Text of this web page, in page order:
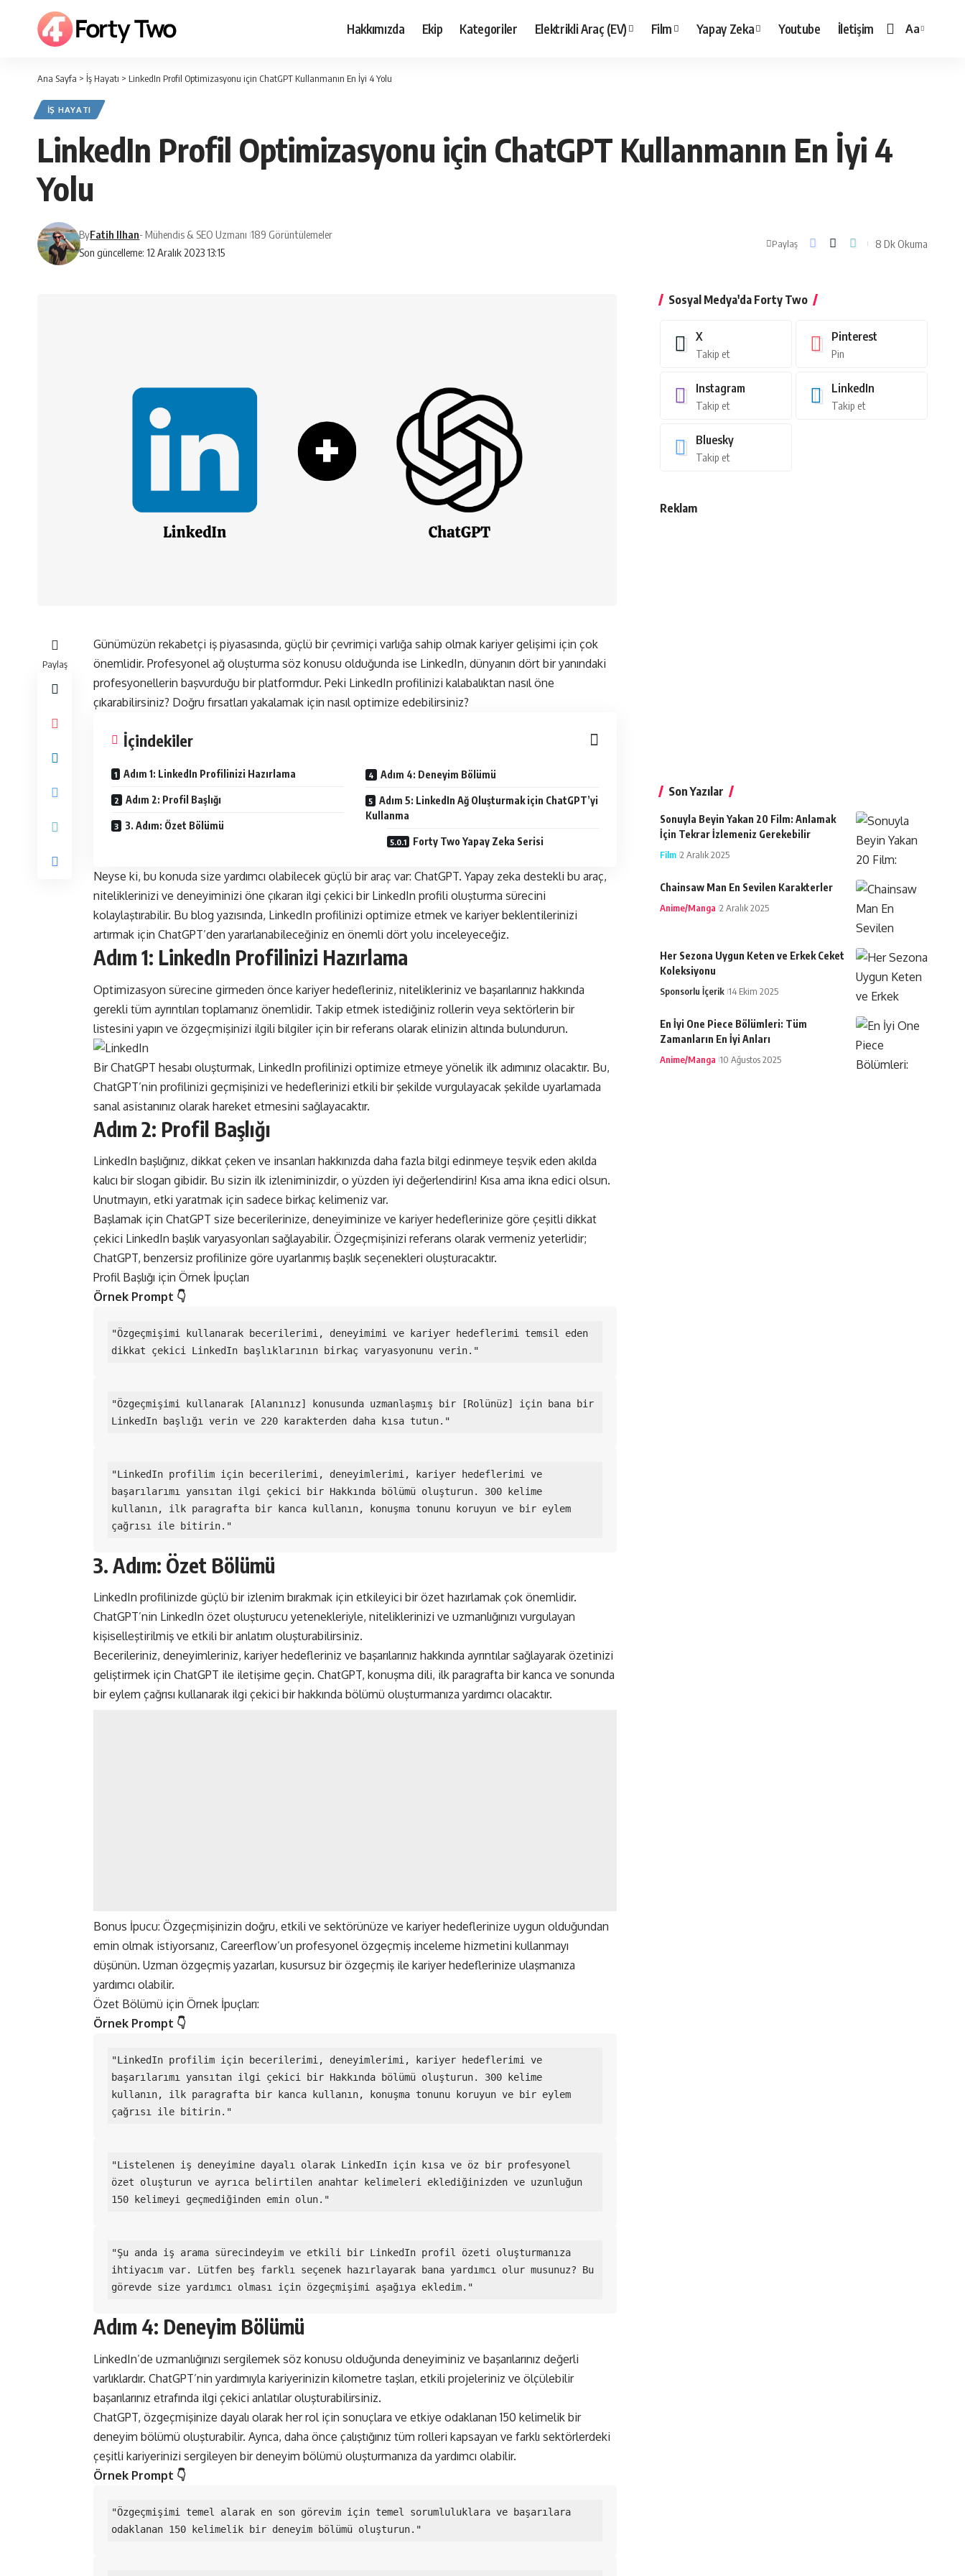
Hakkımızda Ekip Kategoriler Elektrikli Araç (EV) Film Yapay Zeka Youtube İletişim
Yazı
Aa
Ana Sayfa > İş Hayatı > LinkedIn Profil Optimizasyonu için ChatGPT Kullanmanın En İyi 4 Yolu
İŞ HAYATI
LinkedIn Profil Optimizasyonu için ChatGPT Kullanmanın En İyi 4
Yolu
Son güncelleme: 12 Aralık 2023 13:15
ByFatih Ilhan- Mühendis & SEO Uzmanı 189 Görüntülemeler
Paylaş 8 Dk Okuma
Paylaş
Günümüzün rekabetçi iş piyasasında, güçlü bir çevrimiçi varlığa sahip olmak kariyer gelişimi için çok
önemlidir. Profesyonel ağ oluşturma söz konusu olduğunda ise LinkedIn, dünyanın dört bir yanındaki
profesyonellerin başvurduğu bir platformdur. Peki LinkedIn profilinizi kalabalıktan nasıl öne
çıkarabilirsiniz? Doğru fırsatları yakalamak için nasıl optimize edebilirsiniz?
İçindekiler
Adım 1: LinkedIn Profilinizi Hazırlama
Adım 2: Profil Başlığı
3. Adım: Özet Bölümü
Adım 4: Deneyim Bölümü
Adım 5: LinkedIn Ağ Oluşturmak için ChatGPT’yi
Kullanma
Forty Two Yapay Zeka Serisi
Neyse ki, bu konuda size yardımcı olabilecek güçlü bir araç var: ChatGPT. Yapay zeka destekli bu araç,
niteliklerinizi ve deneyiminizi öne çıkaran ilgi çekici bir LinkedIn profili oluşturma sürecini
kolaylaştırabilir. Bu blog yazısında, LinkedIn profilinizi optimize etmek ve kariyer beklentilerinizi
artırmak için ChatGPT’den yararlanabileceğiniz en önemli dört yolu inceleyeceğiz.
Adım 1: LinkedIn Profilinizi Hazırlama
Optimizasyon sürecine girmeden önce kariyer hedefleriniz, nitelikleriniz ve başarılarınız hakkında
gerekli tüm ayrıntıları toplamanız önemlidir. Takip etmek istediğiniz rollerin veya sektörlerin bir
listesini yapın ve özgeçmişinizi ilgili bilgiler için bir referans olarak elinizin altında bulundurun.
BirChatGPT hesabı oluşturmak, LinkedIn profilinizi optimize etmeye yönelik ilk adımınız olacaktır. Bu,
ChatGPT’nin profilinizi geçmişinizi ve hedeflerinizi etkili bir şekilde vurgulayacak şekilde uyarlamada
sanal asistanınız olarak hareket etmesini sağlayacaktır.
Adım 2: Profil Başlığı
LinkedIn başlığınız, dikkat çeken ve insanları hakkınızda daha fazla bilgi edinmeye teşvik eden akılda
kalıcı bir slogan gibidir. Bu sizin ilk izleniminizdir, o yüzden iyi değerlendirin! Kısa ama ikna edici olsun.
Unutmayın, etki yaratmak için sadece birkaç kelimeniz var.
Başlamak için ChatGPT size becerilerinize, deneyiminize ve kariyer hedeflerinize göre çeşitli dikkat
çekici LinkedIn başlık varyasyonları sağlayabilir. Özgeçmişinizi referans olarak vermeniz yeterlidir;
ChatGPT, benzersiz profilinize göre uyarlanmış başlık seçenekleri oluşturacaktır.
Profil Başlığı için Örnek İpuçları
Örnek Prompt 👇
"Özgeçmişimi kullanarak becerilerimi, deneyimimi ve kariyer hedeflerimi temsil eden
dikkat çekici LinkedIn başlıklarının birkaç varyasyonunu verin."
"Özgeçmişimi kullanarak [Alanınız] konusunda uzmanlaşmış bir [Rolünüz] için bana bir
LinkedIn başlığı verin ve 220 karakterden daha kısa tutun."
"LinkedIn profilim için becerilerimi, deneyimlerimi, kariyer hedeflerimi ve
başarılarımı yansıtan ilgi çekici bir Hakkında bölümü oluşturun. 300 kelime
kullanın, ilk paragrafta bir kanca kullanın, konuşma tonunu koruyun ve bir eylem
3. Adım: Özet Bölümü
LinkedIn profilinizde güçlü bir izlenim bırakmak için etkileyici bir özet hazırlamak çok önemlidir.
ChatGPT’nin LinkedIn özet oluşturucu yetenekleriyle, niteliklerinizi ve uzmanlığınızı vurgulayan
kişiselleştirilmiş ve etkili bir anlatım oluşturabilirsiniz.
Becerileriniz, deneyimleriniz, kariyer hedefleriniz ve başarılarınız hakkında ayrıntılar sağlayarak özetinizi
geliştirmek için ChatGPT ile iletişime geçin. ChatGPT, konuşma dili, ilk paragrafta bir kanca ve sonunda
bir eylem çağrısı kullanarak ilgi çekici bir hakkında bölümü oluşturmanıza yardımcı olacaktır.
Bonus İpucu: Özgeçmişinizin doğru, etkili ve sektörünüze ve kariyer hedeflerinize uygun olduğundan
emin olmak istiyorsanız, Careerflow’un profesyonel özgeçmiş inceleme hizmetini kullanmayı
düşünün. Uzman özgeçmiş yazarları, kusursuz bir özgeçmiş ile kariyer hedeflerinize ulaşmanıza
yardımcı olabilir.
Özet Bölümü için Örnek İpuçları:
Örnek Prompt 👇
"LinkedIn profilim için becerilerimi, deneyimlerimi, kariyer hedeflerimi ve
başarılarımı yansıtan ilgi çekici bir Hakkında bölümü oluşturun. 300 kelime
kullanın, ilk paragrafta bir kanca kullanın, konuşma tonunu koruyun ve bir eylem
çağrısı ile bitirin."
"Listelenen iş deneyimine dayalı olarak LinkedIn için kısa ve öz bir profesyonel
özet oluşturun ve ayrıca belirtilen anahtar kelimeleri eklediğinizden ve uzunluğun
150 kelimeyi geçmediğinden emin olun."
"Şu anda iş arama sürecindeyim ve etkili bir LinkedIn profil özeti oluşturmanıza
ihtiyacım var. Lütfen beş farklı seçenek hazırlayarak bana yardımcı olur musunuz? Bu
görevde size yardımcı olması için özgeçmişimi aşağıya ekledim."
Adım 4: Deneyim Bölümü
LinkedIn’de uzmanlığınızı sergilemek söz konusu olduğunda deneyiminiz ve başarılarınız değerli
varlıklardır. ChatGPT’nin yardımıyla kariyerinizin kilometre taşları, etkili projeleriniz ve ölçülebilir
başarılarınız etrafında ilgi çekici anlatılar oluşturabilirsiniz.
ChatGPT, özgeçmişinize dayalı olarak her rol için sonuçlara ve etkiye odaklanan 150 kelimelik bir
deneyim bölümü oluşturabilir. Ayrıca, daha önce çalıştığınız tüm rolleri kapsayan ve farklı sektörlerdeki
çeşitli kariyerinizi sergileyen bir deneyim bölümü oluşturmanıza da yardımcı olabilir.
Örnek Prompt 👇
"Özgeçmişimi temel alarak en son görevim için temel sorumluluklara ve başarılara
odaklanan 150 kelimelik bir deneyim bölümü oluşturun."
Sosyal Medya'da Forty Two
X
Takip et
Pinterest
Pin
Instagram
Takip et
LinkedIn
Takip et
Bluesky
Takip et
Reklam
Son Yazılar
Sonuyla Beyin Yakan 20 Film: Anlamak
İçin Tekrar İzlemeniz Gerekebilir
Film 2 Aralık 2025
Chainsaw Man En Sevilen Karakterler
Anime/Manga 2 Aralık 2025
Her Sezona Uygun Keten ve Erkek Ceket
Koleksiyonu
Sponsorlu İçerik 14 Ekim 2025
En İyi One Piece Bölümleri: Tüm
Zamanların En İyi Anları
Anime/Manga 10 Ağustos 2025